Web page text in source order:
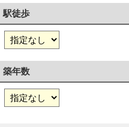
駅徒歩
築年数